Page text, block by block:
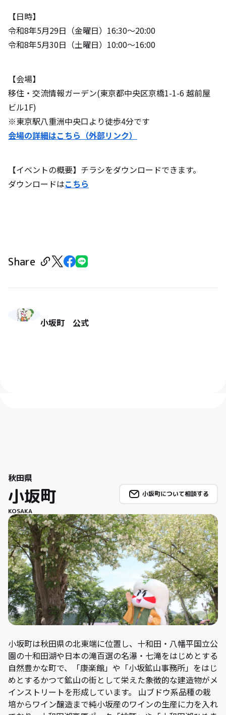
【日時】
令和8年5月29日（金曜日）16:30～20:00
令和8年5月30日（土曜日）10:00～16:00
【会場】
移住・交流情報ガーデン(東京都中央区京橋1-1-6 越前屋
ビル1F)
※東京駅八重洲中央口より徒歩4分です
会場の詳細はこちら（外部リンク）
【イベントの概要】チラシをダウンロードできます。
ダウンロードはこちら
Share
小坂町 公式
秋田県
小坂町
KOSAKA
小坂町について相談する
小坂町は秋田県の北東端に位置し、十和田・八幡平国立公
園の十和田湖や日本の滝百選の名瀑・七滝をはじめとする
自然豊かな町で、「康楽館」や「小坂鉱山事務所」をはじ
めとするかつて鉱山の街として栄えた象徴的な建造物がメ
インストリートを形成しています。 山ブドウ系品種の栽
培からワイン醸造まで純小坂産のワインの生産に力を入れ